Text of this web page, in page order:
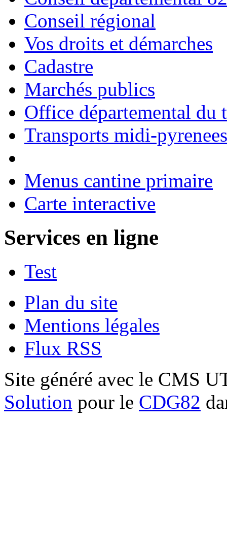
Conseil régional
Vos droits et démarches
Cadastre
Marchés publics
Office départemental du
Transports midi-pyrenees
Menus cantine primaire
Carte interactive
Services en ligne
Test
Plan du site
Mentions légales
Flux RSS
Site généré avec le CMS
Solution pour le CDG82